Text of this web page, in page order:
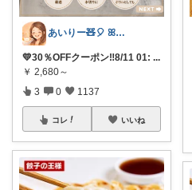
あいりー🧸🎈 ꕤ毎日を快適にꕤ
💛30％OFFクーポン‼️8/11 01: ...
￥ 2,680～
3 0 1137
コレ いいね